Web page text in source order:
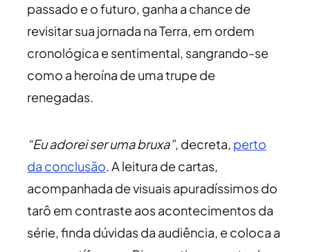
passado e o futuro, ganha a chance de
revisitar sua jornada na Terra, em ordem
cronológica e sentimental, sangrando-se
como a heroína de uma trupe de
renegadas.
“Eu adorei ser uma bruxa”, decreta, perto
da conclusão. A leitura de cartas,
acompanhada de visuais apuradíssimos do
tarô em contraste aos acontecimentos da
série, finda dúvidas da audiência, e coloca a